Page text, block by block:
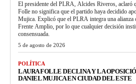
El presidente del PLRA, Alcides Riveros, aclaró
Folle no significa que el partido haya decidido
Mujica. Explicó que el PLRA integra una alianza
Frente Amplio, por lo que cualquier decisión
consensuada.
5 de agosto de 2026
POLÍTICA
LAURA FOLLE DECLINA Y LA
DANIEL MUJICA EN CIUDAD DEL ESTE